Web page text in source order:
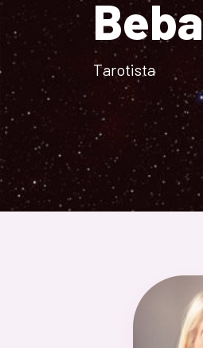
Beba
Tarotista